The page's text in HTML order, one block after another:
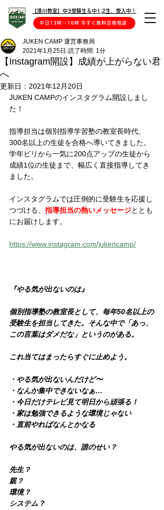
平日13時〜16時 今すぐ無料合格相談
【港川教室】中3受験生＆中1,2生、受入中！
【Instagram開設】成績が上がらない君
へ
JUKEN CAMP 運営事務局
2021年1月25日 読了時間: 1分
更新日： 2021年12月20日
JUKEN CAMPのインスタグラム開設しまし
た！
指導担当は個別指導学習塾の教室長時代、
300名以上の生徒を合格へ導いてきました。
学年ビリから一気に200点アップの生徒から
成績1位の生徒まで、幅広く直接指導してき
ました。
インスタグラムでは圧倒的に受験生を応援し
つづける、 指導担当の熱いメッセージととも
にお届けします。
https://www.instagram.com/jukencamp/
『やる気が出ないのは』
個別指導塾の教室長として、毎年50名以上の
受験生を担当してきた。そんな中で「あっ、
この言葉はダメだな」というのがある。
これ当てはまったらすぐに止めよう。
・やる気が出ないんだけど〜
・なんか集中できないなぁ…
・今日だけテレビ見て明日から頑張る！
・家は勉強できるような環境じゃない
・直前やればなんとかなる
やる気が出ないのは、誰のせい？
先生？
親？
環境？
システム？